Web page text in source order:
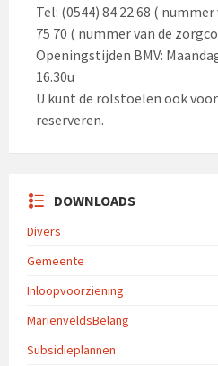
Tel: (0544) 84 22 68 ( nummer
75 70 ( nummer van de
Openingstijden BMV:
16.30u
U kunt de rolstoelen ook
reserveren.
DOWNLOADS
Divers
Gemeente
Inloopvoorziening
MarienveldsBelang
Subsidieplannen